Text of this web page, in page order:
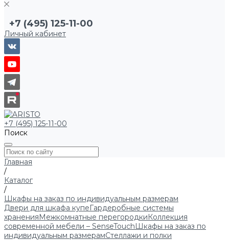
+7 (495) 125-11-00
Личный кабинет
+7 (495) 125-11-00
Поиск
Главная
/
Каталог
/
Шкафы на заказ по индивидуальным размерам
Двери для шкафа купеГардеробные системы
храненияМежкомнатные перегородкиКоллекция
современной мебели – SenseTouchШкафы на заказ по
индивидуальным размерамСтеллажи и полки